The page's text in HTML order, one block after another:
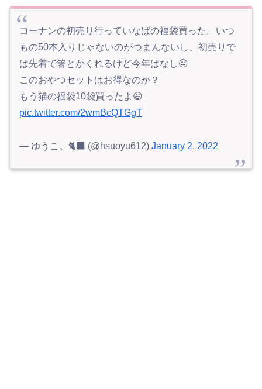
コーナンの初売り行っていなばの福袋買った。いつ
もの50本入りじゃないのがつまんないし、初売りで
は先着で箸とかくれるけど今年はなし😔
このおやつセットはお得なのか？
もう猫の福袋10袋買ったよ😃
pic.twitter.com/2wmBcQTGgT
— ゆうこ。🐈‍⬛ (@hsuoyu612) January 2, 2022